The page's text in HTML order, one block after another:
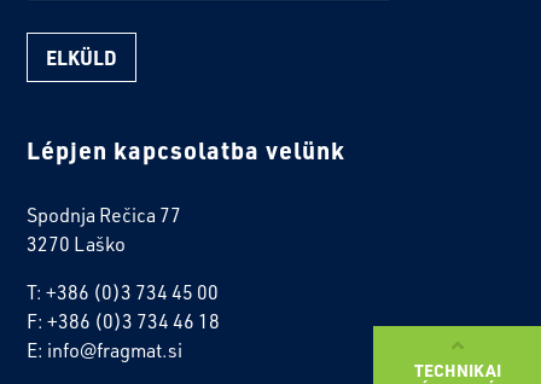
TECHNIKAI
Lépjen kapcsolatba velünk
Spodnja Rečica 77
3270 Laško
T: +386 (0)3 734 45 00
F: +386 (0)3 734 46 18
E: info@fragmat.si